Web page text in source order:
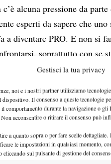
Gestisci la tua privacy
noi e i nostri partner utilizziamo
Il consenso a queste tecnologie
il comportamento durante la navigazione o
acconsentire o ritirare il consenso può
a quanto sopra o per fare scelte dettagliate.
le impostazioni in qualsiasi momento,
sul pulsante di gestione del
alcuna pressione da
esperti da sapere che
diventare PRO. E non si
soprattutto con se
c’è solo la
dell’impegno, della
campo. Passano un bel
Matteo si riprende da un
tante partite. Il boom per
persa da Lucone Vanni
meglio all’Italia tennistica.